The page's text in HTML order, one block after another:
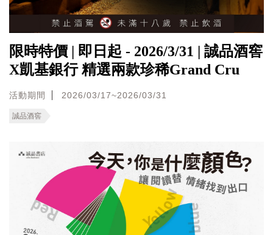
限時特價 | 即日起 - 2026/3/31 | 誠品酒窖
X凱基銀行 精選兩款珍稀Grand Cru
活動期間 2026/03/17~2026/03/31
誠品酒窖